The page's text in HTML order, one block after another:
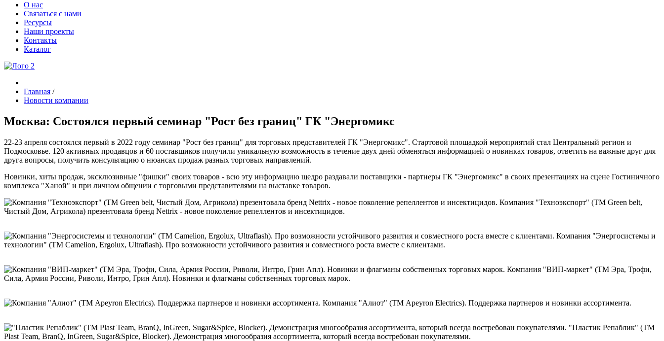
О нас
Связаться с нами
Ресурсы
Наши проекты
Контакты
Каталог
Главная /
Новости компании
Москва: Состоялся первый семинар "Рост без границ" ГК "Энергомикс
22-23 апреля состоялся первый в 2022 году семинар "Рост без границ" для торговых представителей ГК "Энергомикс". Стартовой площадкой мероприятий стал Центральный регион и
Подмосковье. 120 активных продавцов и 60 поставщиков получили уникальную возможность в течение двух дней обменяться информацией о новинках товаров, ответить на важные друг для
друга вопросы, получить консультацию о нюансах продаж разных торговых направлений.
Новинки, хиты продаж, эксклюзивные "фишки" своих товаров - всю эту информацию щедро раздавали поставщики - партнеры ГК "Энергомикс" в своих презентациях на сцене Гостиничного
комплекса "Ханой" и при личном общении с торговыми представителями на выставке товаров.
Компания "Техноэкспорт" (ТМ Green belt,
Чистый Дом, Агрикола) презентовала бренд Nettrix - новое поколение репеллентов и инсектицидов.
Компания "Энергосистемы и
технологии" (ТМ Camelion, Ergolux, Ultraflash). Про возможности устойчивого развития и совместного роста вместе с клиентами.
Компания "ВИП-маркет" (ТМ Эра, Трофи,
Сила, Армия России, Риволи, Интро, Грин Апл). Новинки и флагманы собственных торговых марок.
Компания "Алиот" (ТМ Apeyron Electrics). Поддержка партнеров и новинки ассортимента.
"Пластик Репаблик" (ТМ
Plast Team, BranQ, InGreen, Sugar&Spice, Blocker). Демонстрация многообразия ассортимента, который всегда востребован покупателями.